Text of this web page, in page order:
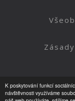
K poskytování funkcí
návštěvnosti využíváme